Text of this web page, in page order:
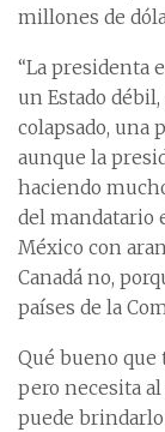
millones de
“La presidenta
un Estado
colapsado, una
aunque la
haciendo
del mandatario
México con
Canadá no,
países de la
Qué bueno
pero necesita
puede